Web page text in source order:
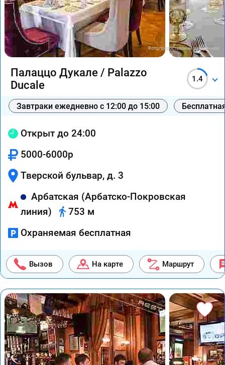
Фото предоставлены заведением
Палаццо Дукале / Palazzo
Ducale
1.4
Завтраки ежедневно с 12:00 до 15:00
Открыт до 24:00
5000-6000р
Тверской бульвар, д. 3
Арбатская (Арбатско-Покровская
линия)
753 м
Охраняемая бесплатная
Вызов На карте Маршрут